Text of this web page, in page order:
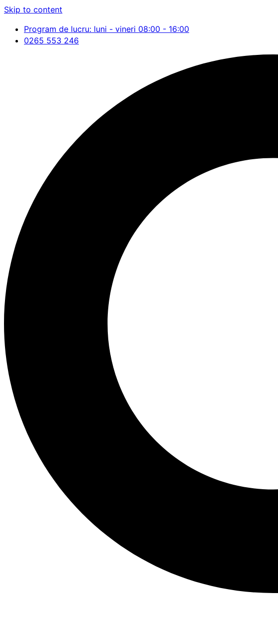
Skip to content
Program de lucru: luni - vineri 08:00 - 16:00
0265 553 246